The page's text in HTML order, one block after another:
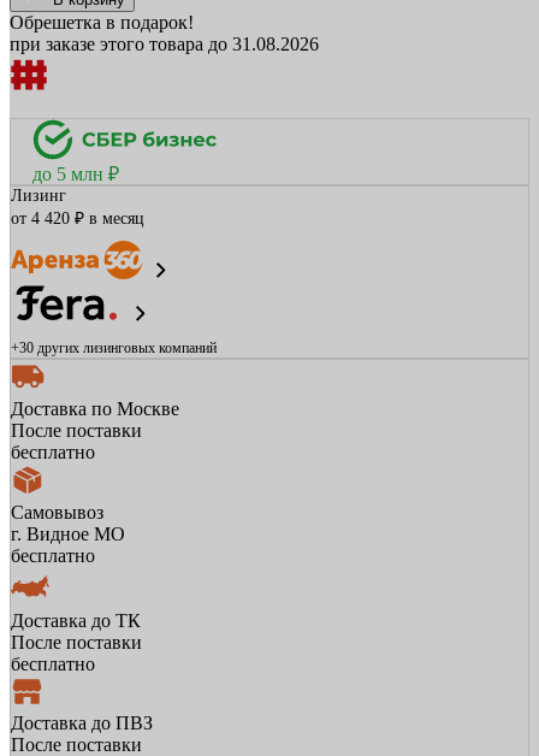
Обрешетка в подарок!
при заказе этого товара до 31.08.2026
до 5 млн ₽
Лизинг
от 4 420 ₽ в месяц
+30 других лизинговых компаний
Доставка по Москве
После поставки
бесплатно
Самовывоз
г. Видное МО
бесплатно
Доставка до ТК
После поставки
бесплатно
Доставка до ПВЗ
После поставки